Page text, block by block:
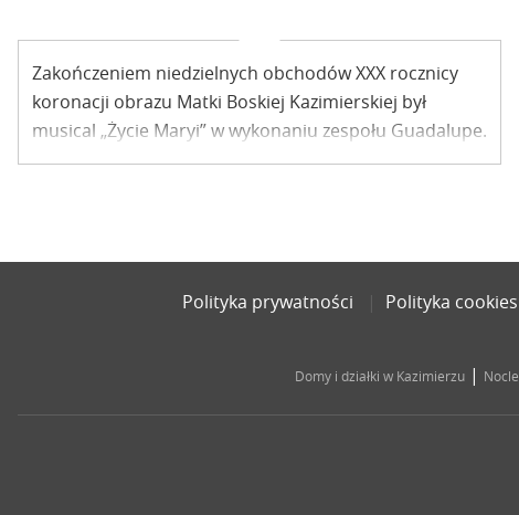
Zakończeniem niedzielnych obchodów XXX rocznicy
koronacji obrazu Matki Boskiej Kazimierskiej był
musical „Życie Maryi” w wykonaniu zespołu Guadalupe.
Spektakl cieszył się wielkim zainteresowaniem i nawet
Polityka prywatności Polityka cookies
Domy i działki w Kazimierzu |